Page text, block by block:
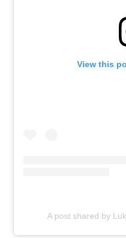
View this
A post shared by